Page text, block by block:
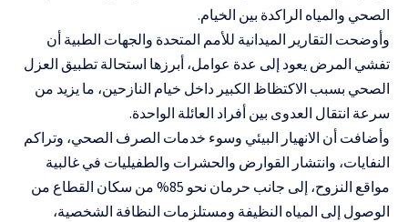
الصحي والمياه الراكدة بين الخيام.
وأوضحت التقارير الميدانية للأمم المتحدة والجهات الطبية أن
تفشي المرض يعود إلى عدة عوامل، أبرزها استحالة تطبيق العزل
الصحي بسبب الاكتظاظ الكبير داخل خيام النازحين، ما يزيد من
سرعة انتقال العدوى بين أفراد العائلة الواحدة.
وأضافت أن الانهيار البيئي وسوء خدمات الصرف الصحي، وتراكم
النفايات، وانتشار القوارض والحشرات والطفيليات في غالبية
مواقع النزوح، إلى جانب حرمان نحو 85% من سكان القطاع من
الوصول إلى المياه النظيفة ومستلزمات النظافة الشخصية،